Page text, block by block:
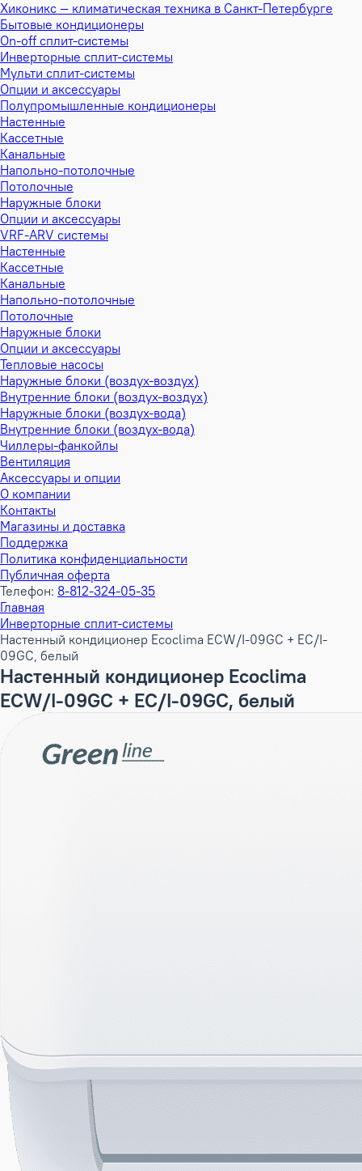
Хиконикс — климатическая техника в Санкт-Петербурге
Бытовые кондиционеры
On-off сплит-системы
Инверторные сплит-системы
Мульти сплит-системы
Опции и аксессуары
Полупромышленные кондиционеры
Настенные
Кассетные
Канальные
Напольно-потолочные
Потолочные
Наружные блоки
Опции и аксессуары
VRF-ARV системы
Настенные
Кассетные
Канальные
Напольно-потолочные
Потолочные
Наружные блоки
Опции и аксессуары
Тепловые насосы
Наружные блоки (воздух-воздух)
Внутренние блоки (воздух-воздух)
Наружные блоки (воздух-вода)
Внутренние блоки (воздух-вода)
Чиллеры-фанкойлы
Вентиляция
Аксессуары и опции
О компании
Контакты
Магазины и доставка
Поддержка
Политика конфиденциальности
Публичная оферта
Телефон: 8-812-324-05-35
Главная
Инверторные сплит-системы
Настенный кондиционер Ecoclima ECW/I-09GC + EC/I-
09GC, белый
Настенный кондиционер Ecoclima
ECW/I-09GC + EC/I-09GC, белый